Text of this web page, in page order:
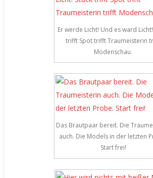
Er werde Licht! Und es ward
trifft Spot trifft Traumeisterin
Modenschau.
Das Brautpaar bereit. Die
auch. Die Models in der letzten
Start frei!